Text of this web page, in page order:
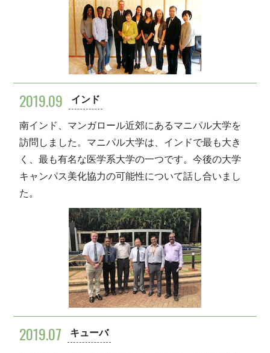
2019.09 インド
南インド、マンガロール近郊にあるマニパル大学を
訪問しました。マニパル大学は、インドで最も大き
く、最も有名な医学系大学の一つです。今後の大学
キャンパス美化協力の可能性について話し合いまし
た。
2019.07 キューバ